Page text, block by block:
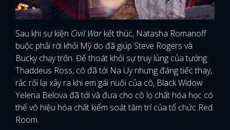
Sau khi sự kiện Civil Warkết thúc, Natasha Romanoff
buộc phải rời khỏi Mỹ do đã giúp Steve Rogers và
Bucky chạy trốn. Để thoát khỏi sự truy lùng của tướng
Thaddeus Ross, cô đã tới Na Uy nhưng đáng tiếc thay,
rắc rối lại xảy ra khi em gái nuôi của cô, Black Widow
Yelena Belova đã tới và đưa cho cô lọ chất hóa học có
thể vô hiệu hóa chất kiểm soát tâm trí của tổ chức Red
Room.